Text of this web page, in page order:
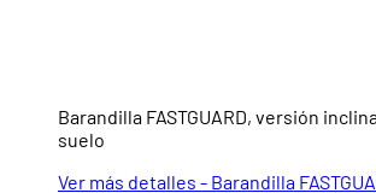
Barandilla FASTGUARD, versión
suelo
Ver más detalles - Barandilla